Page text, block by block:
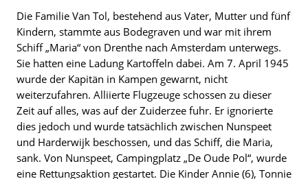
Die Familie Van Tol, bestehend aus Vater, Mutter und fünf
Kindern, stammte aus Bodegraven und war mit ihrem
Schiff „Maria“ von Drenthe nach Amsterdam unterwegs.
Sie hatten eine Ladung Kartoffeln dabei. Am 7. April 1945
wurde der Kapitän in Kampen gewarnt, nicht
weiterzufahren. Alliierte Flugzeuge schossen zu dieser
Zeit auf alles, was auf der Zuiderzee fuhr. Er ignorierte
dies jedoch und wurde tatsächlich zwischen Nunspeet
und Harderwijk beschossen, und das Schiff, die Maria,
sank. Von Nunspeet, Campingplatz „De Oude Pol“, wurde
eine Rettungsaktion gestartet. Die Kinder Annie (6), Tonnie